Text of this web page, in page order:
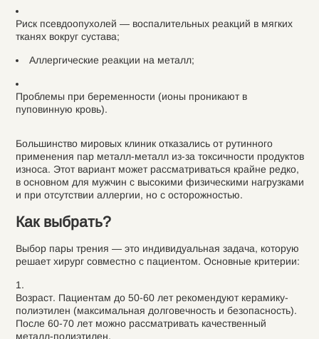
Риск псевдоопухолей — воспалительных реакций в мягких
тканях вокруг сустава;
Аллергические реакции на металл;
Проблемы при беременности (ионы проникают в
пуповинную кровь).
Большинство мировых клиник отказались от рутинного
применения пар металл-металл из-за токсичности продуктов
износа. Этот вариант может рассматриваться крайне редко,
в основном для мужчин с высокими физическими нагрузками
и при отсутствии аллергии, но с осторожностью.
Как выбрать?
Выбор пары трения — это индивидуальная задача, которую
решает хирург совместно с пациентом. Основные критерии:
Возраст. Пациентам до 50-60 лет рекомендуют керамику-
полиэтилен (максимальная долговечность и безопасность).
После 60-70 лет можно рассматривать качественный
металл-полиэтилен.